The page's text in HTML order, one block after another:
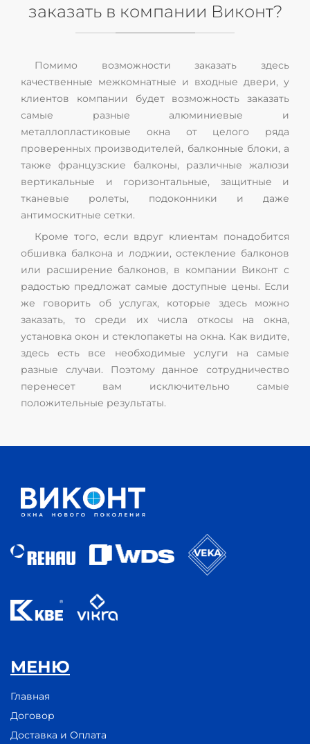
заказать в компании Виконт?
Помимо возможности заказать здесь
качественные межкомнатные и входные двери, у
клиентов компании будет возможность заказать
самые разные алюминиевые и
металлопластиковые окна от целого ряда
проверенных производителей, балконные блоки, а
также французские балконы, различные жалюзи
вертикальные и горизонтальные, защитные и
тканевые ролеты, подоконники и даже
антимоскитные сетки.
Кроме того, если вдруг клиентам понадобится
обшивка балкона и лоджии, остекление балконов
или расширение балконов, в компании Виконт с
радостью предложат самые доступные цены. Если
же говорить об услугах, которые здесь можно
заказать, то среди их числа откосы на окна,
установка окон и стеклопакеты на окна. Как видите,
здесь есть все необходимые услуги на самые
разные случаи. Поэтому данное сотрудничество
перенесет вам исключительно самые
положительные результаты.
МЕНЮ
Главная
Договор
Доставка и Оплата